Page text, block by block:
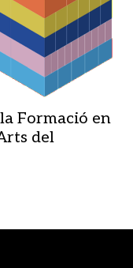
Formació en
del